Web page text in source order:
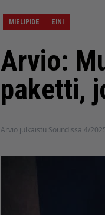
MIELIPIDE EINI
Arvio:
paketti,
Arvio julkaistu Soundissa 4/